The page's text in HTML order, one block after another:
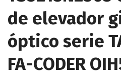
de elevador
óptico serie
FA-CODER